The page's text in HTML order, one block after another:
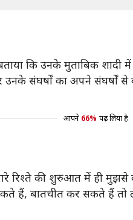
कि उनके मुताबिक शादी
संघर्षों का अपने संघर्षों
आपने 66% पढ़ लिया है
की शुरुआत में ही मुझसे
हैं, बातचीत कर सकते हैं